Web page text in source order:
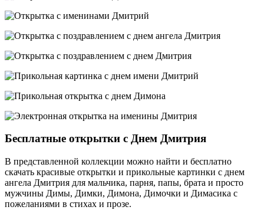
Бесплатные открытки с Днем Дмитрия
В представленной коллекции можно найти и бесплатно
скачать красивые открытки и прикольные картинки с днем
ангела Дмитрия для мальчика, парня, папы, брата и просто
мужчины Димы, Димки, Димона, Димочки и Димасика с
пожеланиями в стихах и прозе.